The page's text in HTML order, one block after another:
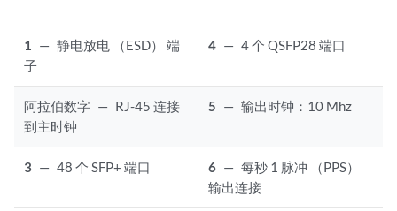
1 — 静电放电 （ESD） 端
子
4 — 4 个 QSFP28 端口
阿拉伯数字 — RJ-45 连接
到主时钟
5 — 输出时钟：10 Mhz
3 — 48 个 SFP+ 端口 6 — 每秒 1 脉冲 （PPS）
输出连接